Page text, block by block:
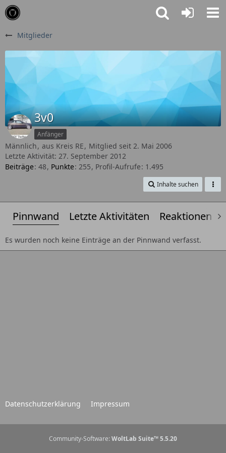
Mitglieder
3v0
Anfänger
Männlich aus Kreis RE
Mitglied seit 2. Mai 2006
Letzte Aktivität: 27. September 2012
Beiträge 48 Punkte 255 Profil-Aufrufe 1.495
Inhalte suchen
Pinnwand Letzte Aktivitäten Reaktionen
Es wurden noch keine Einträge an der Pinnwand verfasst.
Datenschutzerklärung Impressum
Community-Software: WoltLab Suite™ 5.5.20